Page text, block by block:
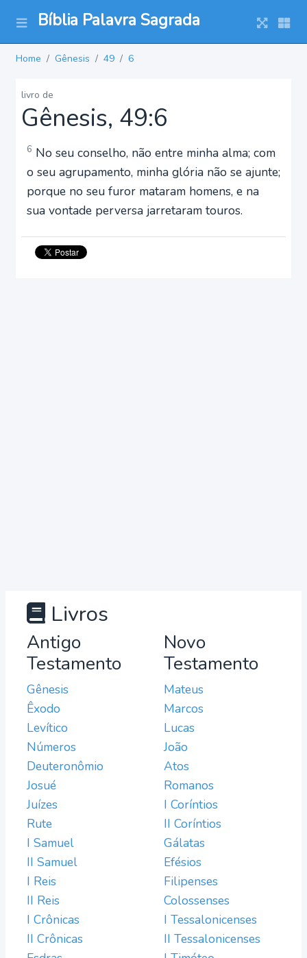
Bíblia Palavra Sagrada
Home Gênesis 49 6
livro de
Gênesis, 49:6
6 No seu conselho, não entre minha alma; com
o seu agrupamento, minha glória não se ajunte;
porque no seu furor mataram homens, e na
sua vontade perversa jarretaram touros.
Livros
Antigo
Testamento
Gênesis
Êxodo
Levítico
Números
Deuteronômio
Josué
Juízes
Rute
I Samuel
II Samuel
I Reis
II Reis
I Crônicas
II Crônicas
Novo
Testamento
Mateus
Marcos
Lucas
João
Atos
Romanos
I Coríntios
II Coríntios
Gálatas
Efésios
Filipenses
Colossenses
I Tessalonicenses
II Tessalonicenses